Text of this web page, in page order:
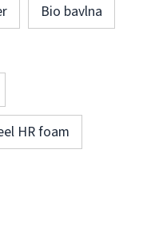
Bio bavlna
HR foam